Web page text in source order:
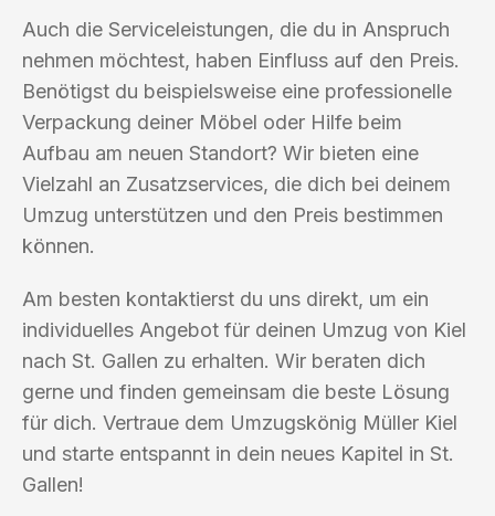
Auch die Serviceleistungen, die du in Anspruch
nehmen möchtest, haben Einfluss auf den Preis.
Benötigst du beispielsweise eine professionelle
Verpackung deiner Möbel oder Hilfe beim
Aufbau am neuen Standort? Wir bieten eine
Vielzahl an Zusatzservices, die dich bei deinem
Umzug unterstützen und den Preis bestimmen
können.
Am besten kontaktierst du uns direkt, um ein
individuelles Angebot für deinen Umzug von Kiel
nach St. Gallen zu erhalten. Wir beraten dich
gerne und finden gemeinsam die beste Lösung
für dich. Vertraue dem Umzugskönig Müller Kiel
und starte entspannt in dein neues Kapitel in St.
Gallen!